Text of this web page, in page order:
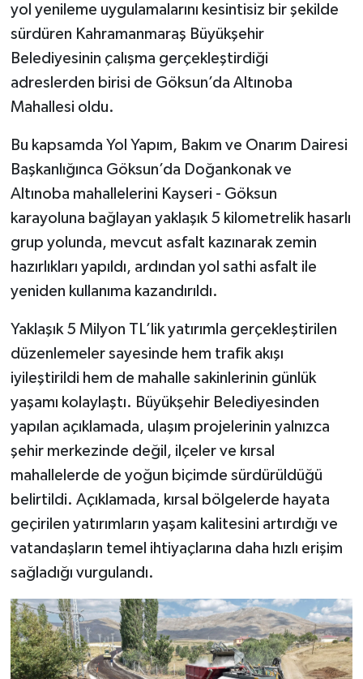
yol yenileme uygulamalarını kesintisiz bir şekilde
sürdüren Kahramanmaraş Büyükşehir
Belediyesinin çalışma gerçekleştirdiği
adreslerden birisi de Göksun’da Altınoba
Mahallesi oldu.
Bu kapsamda Yol Yapım, Bakım ve Onarım Dairesi
Başkanlığınca Göksun’da Doğankonak ve
Altınoba mahallelerini Kayseri - Göksun
karayoluna bağlayan yaklaşık 5 kilometrelik hasarlı
grup yolunda, mevcut asfalt kazınarak zemin
hazırlıkları yapıldı, ardından yol sathi asfalt ile
yeniden kullanıma kazandırıldı.
Yaklaşık 5 Milyon TL’lik yatırımla gerçekleştirilen
düzenlemeler sayesinde hem trafik akışı
iyileştirildi hem de mahalle sakinlerinin günlük
yaşamı kolaylaştı. Büyükşehir Belediyesinden
yapılan açıklamada, ulaşım projelerinin yalnızca
şehir merkezinde değil, ilçeler ve kırsal
mahallelerde de yoğun biçimde sürdürüldüğü
belirtildi. Açıklamada, kırsal bölgelerde hayata
geçirilen yatırımların yaşam kalitesini artırdığı ve
vatandaşların temel ihtiyaçlarına daha hızlı erişim
sağladığı vurgulandı.